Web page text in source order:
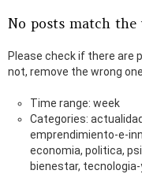
No posts match
Please check if there are
not, remove the wrong
Time range: week
Categories:
emprendimiento-e-
economia, politica,
bienestar,